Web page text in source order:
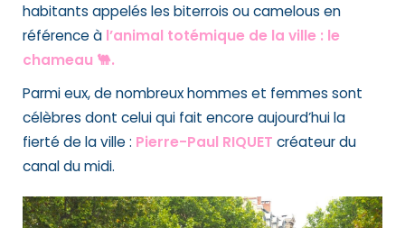
habitants appelés les biterrois ou camelous en
référence à l’animal totémique de la ville : le
chameau 🐫.
Parmi eux, de nombreux hommes et femmes sont
célèbres dont celui qui fait encore aujourd’hui la
fierté de la ville : Pierre-Paul RIQUET créateur du
canal du midi.